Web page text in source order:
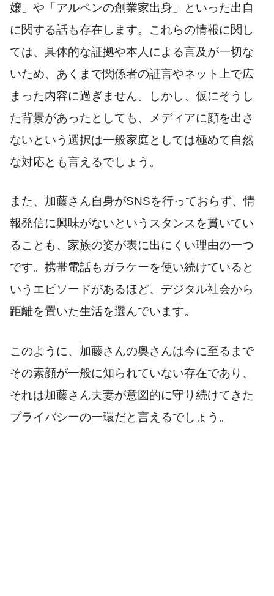
嬢」や「アルペンの創業家出身」といった出自
に関する話も存在します。これらの情報に関し
ては、具体的な証拠や本人による言及が一切な
いため、あくまで関係者の証言やネット上で広
まった内容に過ぎません。しかし、仮にそうし
た背景があったとしても、メディアに顔を出さ
ないという選択は一般家庭としては極めて自然
な対応とも言えるでしょう。
また、加藤さん自身がSNSを行っておらず、情
報発信に興味がないというスタンスを貫いてい
ることも、家族の姿が表に出にくい理由の一つ
です。携帯電話もガラケーを使い続けていると
いうエピソードがあるほど、デジタル社会から
距離を置いた生活を選んでいます。
このように、加藤さんの奥さんは今に至るまで
その素顔が一般に知られていない存在であり、
それは加藤さん夫妻が意図的に守り続けてきた
プライバシーの一環だと言えるでしょう。